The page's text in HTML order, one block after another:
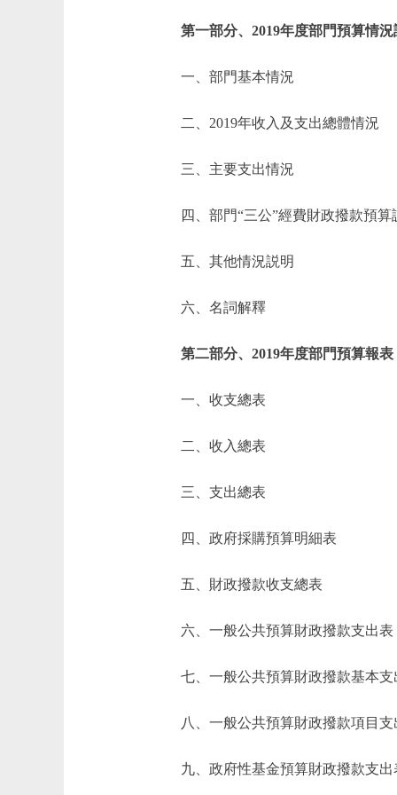
第一部分、2019年度部門預算情況
一、部門基本情況
二、2019年收入及支出總體情況
三、主要支出情況
四、部門“三公”經費財政撥款預算
五、其他情況説明
六、名詞解釋
第二部分、2019年度部門預算報表
一、收支總表
二、收入總表
三、支出總表
四、政府採購預算明細表
五、財政撥款收支總表
六、一般公共預算財政撥款支出表
七、一般公共預算財政撥款基本支
八、一般公共預算財政撥款項目支
九、政府性基金預算財政撥款支出